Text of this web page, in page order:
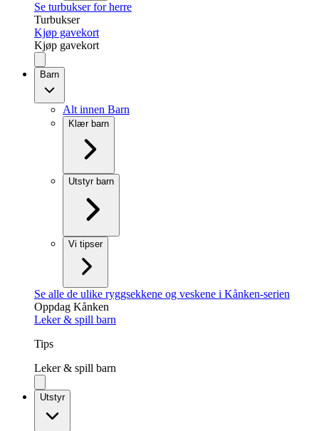
Se turbukser for herre
Turbukser
Kjøp gavekort
Kjøp gavekort
Barn
Alt innen Barn
Klær barn
Utstyr barn
Vi tipser
Se alle de ulike ryggsekkene og veskene i Kånken-serien
Oppdag Kånken
Leker & spill barn
Tips
Leker & spill barn
Utstyr